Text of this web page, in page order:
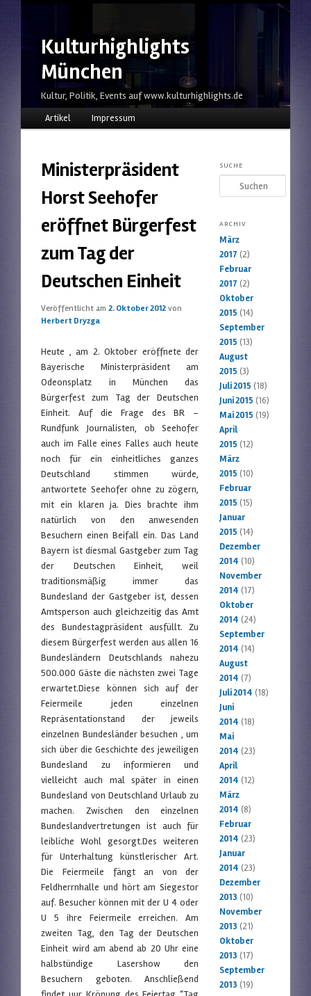
Kulturhighlights
München
Kultur, Politik, Events auf www.kulturhighlights.de
HauptmenüZum Inhalt wechseln
Zum sekundären Inhalt wechseln
Artikel Impressum
Ministerpräsident
Horst Seehofer
eröffnet Bürgerfest
zum Tag der
Deutschen Einheit
Veröffentlicht am2. Oktober 2012 von
Herbert Dryzga
Heute , am 2. Oktober eröffnete der
Bayerische Ministerpräsident am
Odeonsplatz in München das
Bürgerfest zum Tag der Deutschen
Einheit. Auf die Frage des BR –
Rundfunk Journalisten, ob Seehofer
auch im Falle eines Falles auch heute
noch für ein einheitliches ganzes
Deutschland stimmen würde,
antwortete Seehofer ohne zu zögern,
mit ein klaren ja. Dies brachte ihm
natürlich von den anwesenden
Besuchern einen Beifall ein. Das Land
Bayern ist diesmal Gastgeber zum Tag
der Deutschen Einheit, weil
traditionsmäßig immer das
Bundesland der Gastgeber ist, dessen
Amtsperson auch gleichzeitig das Amt
des Bundestagpräsident ausfüllt. Zu
diesem Bürgerfest werden aus allen 16
Bundesländern Deutschlands nahezu
500.000 Gäste die nächsten zwei Tage
erwartet.Diese können sich auf der
Feiermeile jeden einzelnen
Repräsentationstand der jeweils
einzelnen Bundesländer besuchen , um
sich über die Geschichte des jeweiligen
Bundesland zu informieren und
vielleicht auch mal später in einen
Bundesland von Deutschland Urlaub zu
machen. Zwischen den einzelnen
Bundeslandvertretungen ist auch für
leibliche Wohl gesorgt.Des weiteren
für Unterhaltung künstlerischer Art.
Die Feiermeile fängt an von der
Feldherrnhalle und hört am Siegestor
auf. Besucher können mit der U 4 oder
U 5 ihre Feiermeile erreichen. Am
zweiten Tag, den Tag der Deutschen
Einheit wird am abend ab 20 Uhr eine
halbstündige Lasershow den
Besuchern geboten. Anschließend
SUCHE
Suchen
ARCHIV
März
2017 (2)
Februar
2017 (2)
Oktober
2015 (14)
September
2015 (13)
August
2015 (3)
Juli 2015 (18)
Juni 2015 (16)
Mai 2015 (19)
April
2015 (12)
März
2015 (10)
Februar
2015 (15)
Januar
2015 (14)
Dezember
2014 (10)
November
2014 (17)
Oktober
2014 (24)
September
2014 (14)
August
2014 (7)
Juli 2014 (18)
Juni
2014 (18)
Mai
2014 (23)
April
2014 (12)
März
2014 (8)
Februar
2014 (23)
Januar
2014 (23)
Dezember
2013 (10)
November
2013 (21)
Oktober
2013 (17)
September
2013 (19)